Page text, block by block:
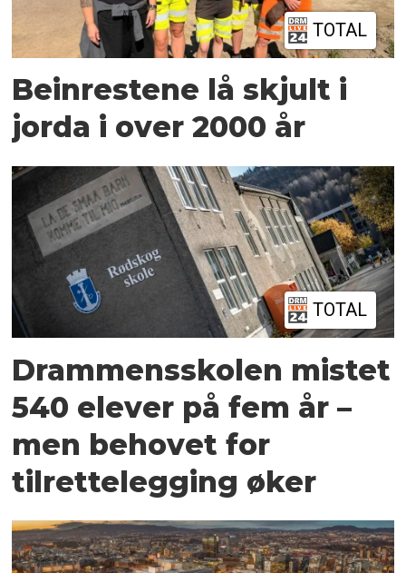
TOTAL
Beinrestene lå skjult i
jorda i over 2000 år
TOTAL
Drammensskolen mistet
540 elever på fem år –
men behovet for
tilrettelegging øker